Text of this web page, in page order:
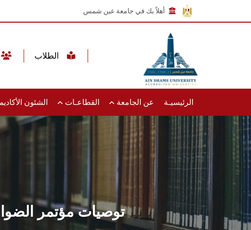
أهلاً بك في جامعة عين شمس
الرئيسيـة عن الجامعة القطاعـات الشئون
توصيات مؤتمر